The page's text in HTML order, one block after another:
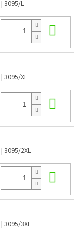
| 3095/L
| 3095/XL
| 3095/2XL
| 3095/3XL